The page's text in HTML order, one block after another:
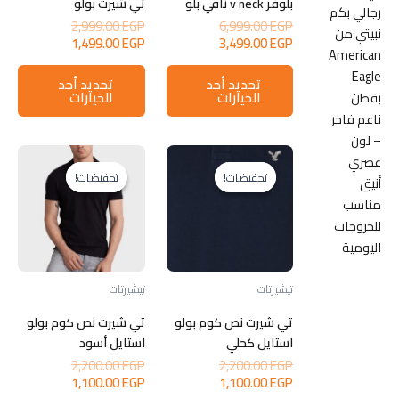
رجالي بكم
نبيتي من
American
Eagle
بقطن
ناعم فاخر
– لون
عصري
أنيق
مناسب
للخروجات
اليومية
6,999.00EGP السعر
الأصلي
هو:
6,999.00 EGP.
3,499.00EGP السعر
الحالي
هو:
3,499.00 EGP.تحديد أحد
الخيارات
هناك
من
المختلفة
الخيارات
صفحة
المنتج
2,999.00EGP السعر
هو:
2,999.00 EGP.
1,499.00EGP
الحالي
هو:
1,499.00 EGP.تحديد أحد
الخيارات
من
تخفيضات!
تخفيضات!
تيشيرتات
تي شيرت نص كوم بولو
استايل كحلي
2,200.00EGP السعر
1,100.00EGP
تخفيضات!
تخفيضات!
تيشيرتات
تي شيرت نص كوم بولو
استايل أسود
2,200.00EGP السعر
1,100.00EGP